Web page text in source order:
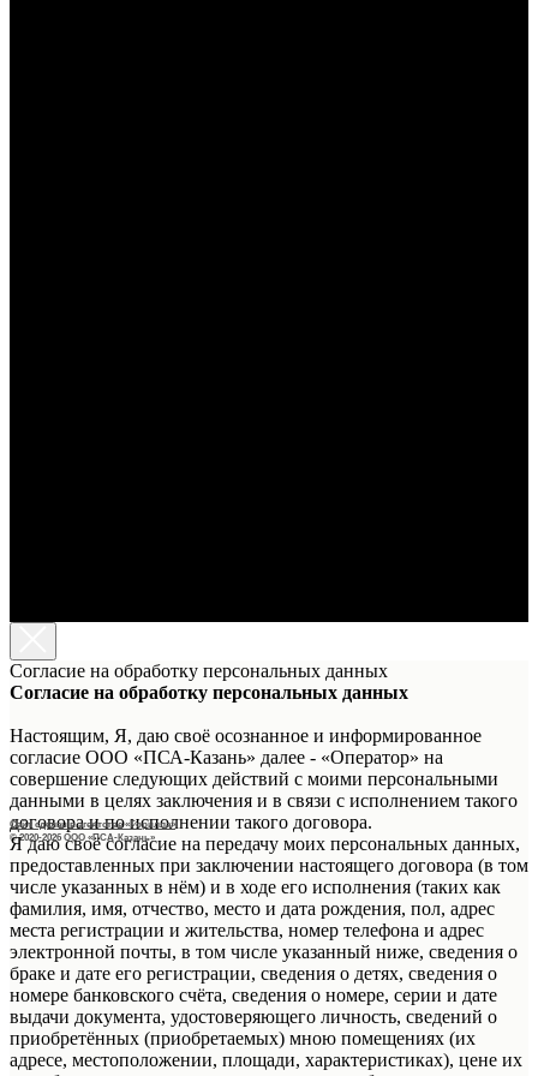
Сайт сделан в агентстве «Горилла»
© 2020-2026 ООО «ПСА-Казань»
Согласие на обработку персональных данных
Согласие на обработку персональных данных
Настоящим, Я, даю своё осознанное и информированное
согласие ООО «ПСА-Казань» далее - «Оператор» на
совершение следующих действий с моими персональными
данными в целях заключения и в связи с исполнением такого
договора и по исполнении такого договора.
Я даю своё согласие на передачу моих персональных данных,
предоставленных при заключении настоящего договора (в том
числе указанных в нём) и в ходе его исполнения (таких как
фамилия, имя, отчество, место и дата рождения, пол, адрес
места регистрации и жительства, номер телефона и адрес
электронной почты, в том числе указанный ниже, сведения о
браке и дате его регистрации, сведения о детях, сведения о
номере банковского счёта, сведения о номере, серии и дате
выдачи документа, удостоверяющего личность, сведений о
приобретённых (приобретаемых) мною помещениях (их
адресе, местоположении, площади, характеристиках), цене их